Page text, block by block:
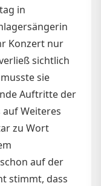
in
Konzert nur
sichtlich
sie
Auftritte der
Weiteres
zu Wort
auf der
stimmt, dass